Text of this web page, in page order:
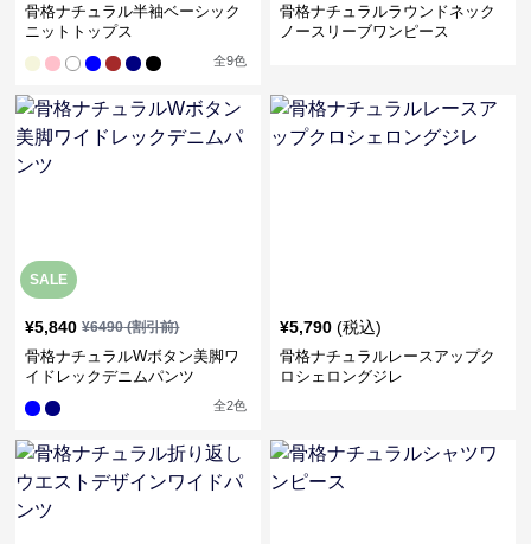
骨格ナチュラル半袖ベーシック
ニットトップス
全9色
骨格ナチュラルラウンドネック
ノースリーブワンピース
SALE
¥5,840 ¥6490(割引前)
骨格ナチュラルWボタン美脚ワ
イドレックデニムパンツ
全2色
¥5,790 (税込)
骨格ナチュラルレースアップク
ロシェロングジレ